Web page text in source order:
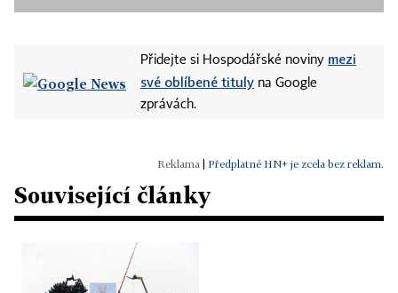
Přidejte si Hospodářské noviny mezi
své oblíbené tituly na Google
zprávách.
Předplatné HN+ je zcela bez reklam.
Související články